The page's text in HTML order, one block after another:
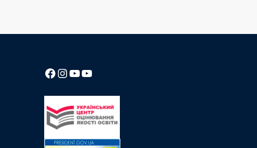
Посилання на Facebook сторінку ліцею
Instagram
Посилання на YouTube канал ліцеюПосилання на YouTube канал ліцею